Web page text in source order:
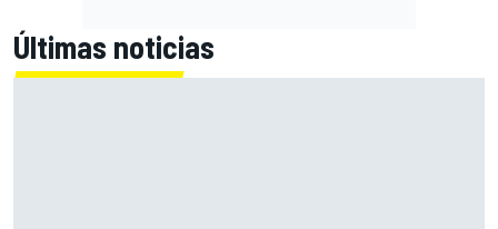
Últimas noticias